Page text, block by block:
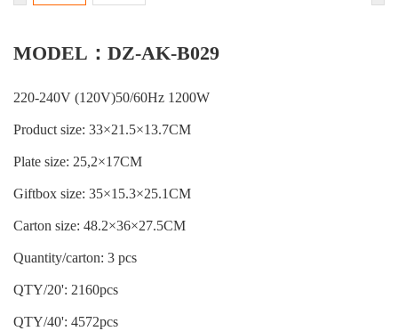
MODEL：DZ-AK-B029
220-240V (120V)50/60Hz 1200W
Product size: 33×21.5×13.7CM
Plate size: 25,2×17CM
Giftbox size: 35×15.3×25.1CM
Carton size: 48.2×36×27.5CM
Quantity/carton: 3 pcs
QTY/20': 2160pcs
QTY/40': 4572pcs